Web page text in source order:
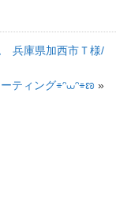
兵庫県加西市Ｔ様/
ティング⌯ᵔ⩊ᵔ⌯ಣ »